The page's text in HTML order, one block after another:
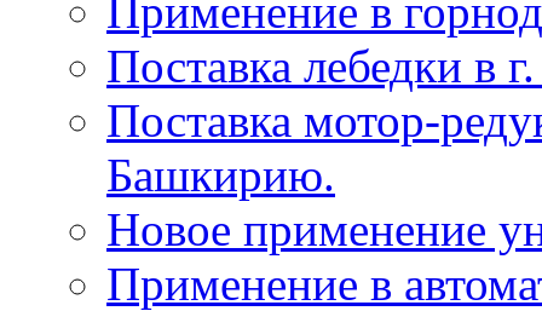
Применение в
Поставка лебедки в
Поставка мотор-
Башкирию.
Новое применение
Применение в